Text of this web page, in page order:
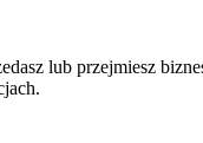
lub przejmiesz